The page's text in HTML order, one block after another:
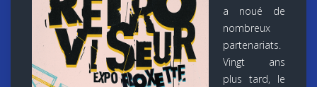
a noué de
nombreux
partenariats.
Vingt ans
plus tard, le